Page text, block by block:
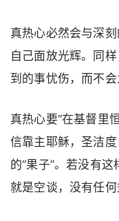
真热心必然会与深
自己面放光辉。同
到的事忧伤，而不会
真热心要“在基督里
信靠主耶稣，圣洁
的“果子”。若没有
就是空谈，没有任何